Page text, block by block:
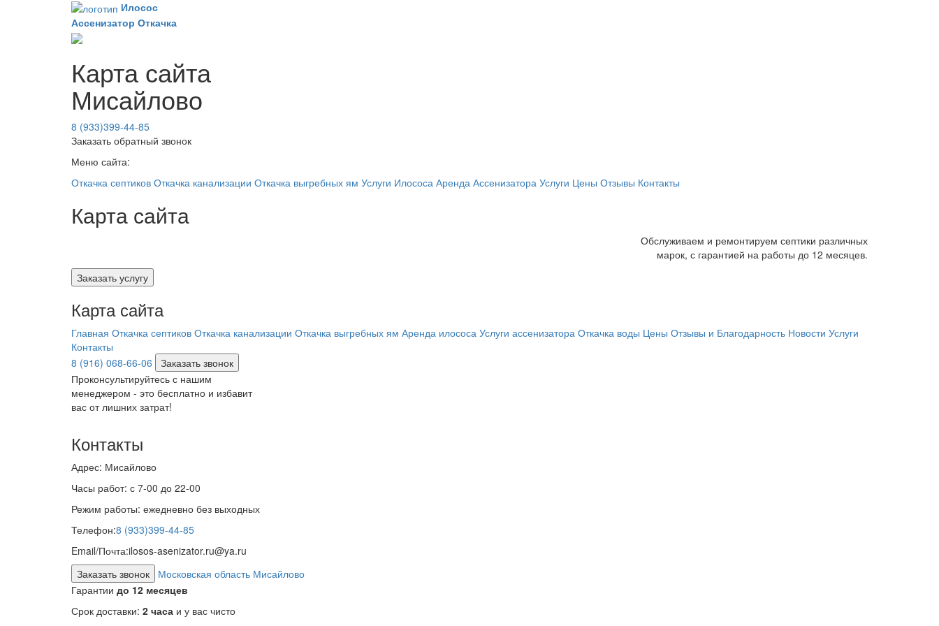
Илосос
Ассенизатор Откачка
Карта сайта
Мисайлово
8 (933)399-44-85
Заказать обратный звонок
Меню сайта:
Откачка септиков Откачка канализации Откачка выгребных ям Услуги Илососа Аренда Ассенизатора Услуги Цены Отзывы Контакты
Карта сайта
Обслуживаем и ремонтируем септики различных
марок, с гарантией на работы до 12 месяцев.
Заказать услугу
Карта сайта
Главная Откачка септиков Откачка канализации Откачка выгребных ям Аренда илососа Услуги ассенизатора Откачка воды Цены Отзывы и Благодарность Новости Услуги
Контакты
8 (916) 068-66-06
Заказать звонок
Проконсультируйтесь с нашим
менеджером - это бесплатно и избавит
вас от лишних затрат!
Контакты
Адрес: Мисайлово
Часы работ: с 7-00 до 22-00
Режим работы: ежедневно без выходных
Телефон:8 (933)399-44-85
Email/Почта:ilosos-asenizator.ru@ya.ru
Заказать звонок
Московская область Мисайлово
Гарантии до 12 месяцев
Срок доставки: 2 часа и у вас чисто